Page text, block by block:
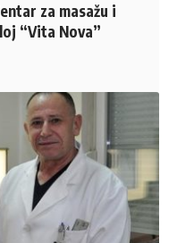
za masažu i
“Vita Nova”